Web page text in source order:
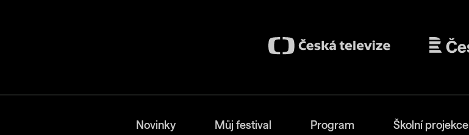
Novinky Můj festival Program Školní projekce